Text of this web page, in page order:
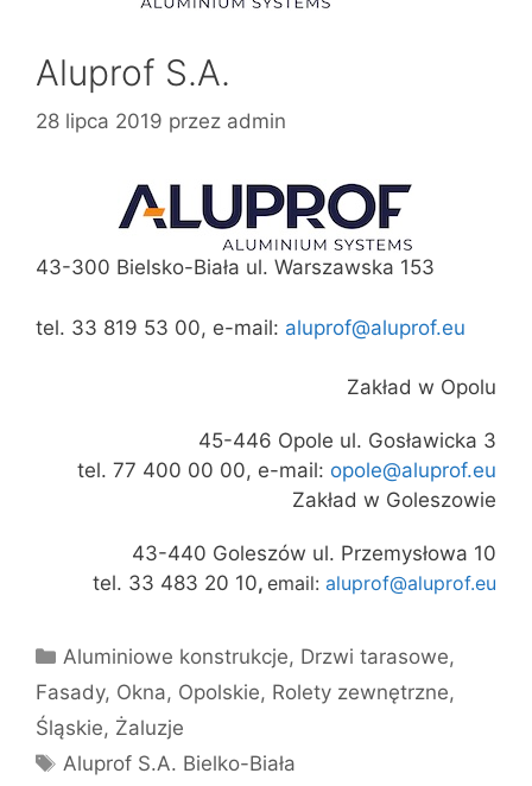
Aluprof S.A.
28 lipca 2019 przez admin
43-300 Bielsko-Biała ul. Warszawska 153
tel. 33 819 53 00, e-mail: aluprof@aluprof.eu
Zakład w Opolu
45-446 Opole ul. Gosławicka 3
tel. 77 400 00 00, e-mail: opole@aluprof.eu
Zakład w Goleszowie
43-440 Goleszów ul. Przemysłowa 10
tel. 33 483 20 10, email: aluprof@aluprof.eu
Kategorie
Aluminiowe konstrukcje, Drzwi tarasowe,
Fasady, Okna, Opolskie, Rolety zewnętrzne,
Śląskie, Żaluzje
Tagi
Aluprof S.A. Bielko-Biała